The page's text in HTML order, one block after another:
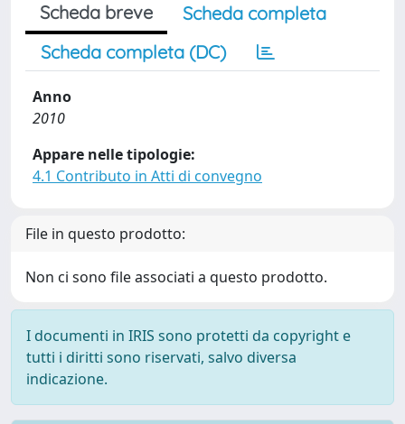
Scheda breve
Scheda completa
Scheda completa (DC)
Anno
2010
Appare nelle tipologie:
4.1 Contributo in Atti di convegno
File in questo prodotto:
Non ci sono file associati a questo prodotto.
I documenti in IRIS sono protetti da copyright e
tutti i diritti sono riservati, salvo diversa
indicazione.